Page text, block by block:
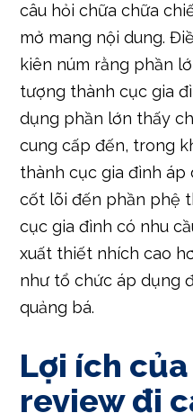
câu hỏi chữa chữa
mở mang nội dung.
kiên núm rằng phần
tượng thành cục gia
dụng phần lớn thấy
cung cấp đến, trong
thành cục gia đình áp
cốt lõi đến phần phệ
cục gia đình có nhu
xuất thiết nhích cao
như tổ chức áp dụng
quảng bá.
Lợi ích của
review đi